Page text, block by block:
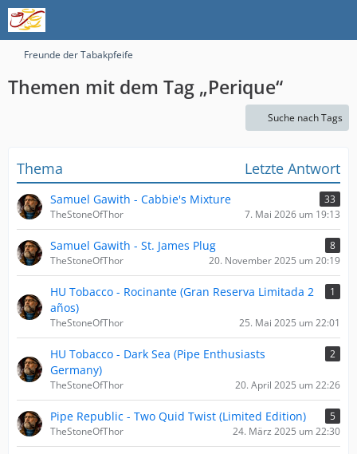
Freunde der Tabakpfeife
Themen mit dem Tag „Perique“
Suche nach Tags
Thema Letzte Antwort
Samuel Gawith - Cabbie's Mixture
33
TheStoneOfThor
7. Mai 2026 um 19:13
Samuel Gawith - St. James Plug
8
TheStoneOfThor
20. November 2025 um 20:19
HU Tobacco - Rocinante (Gran Reserva Limitada 2
años)
1
TheStoneOfThor 25. Mai 2025 um 22:01
HU Tobacco - Dark Sea (Pipe Enthusiasts
Germany)
2
TheStoneOfThor 20. April 2025 um 22:26
Pipe Republic - Two Quid Twist (Limited Edition)
5
TheStoneOfThor
24. März 2025 um 22:30